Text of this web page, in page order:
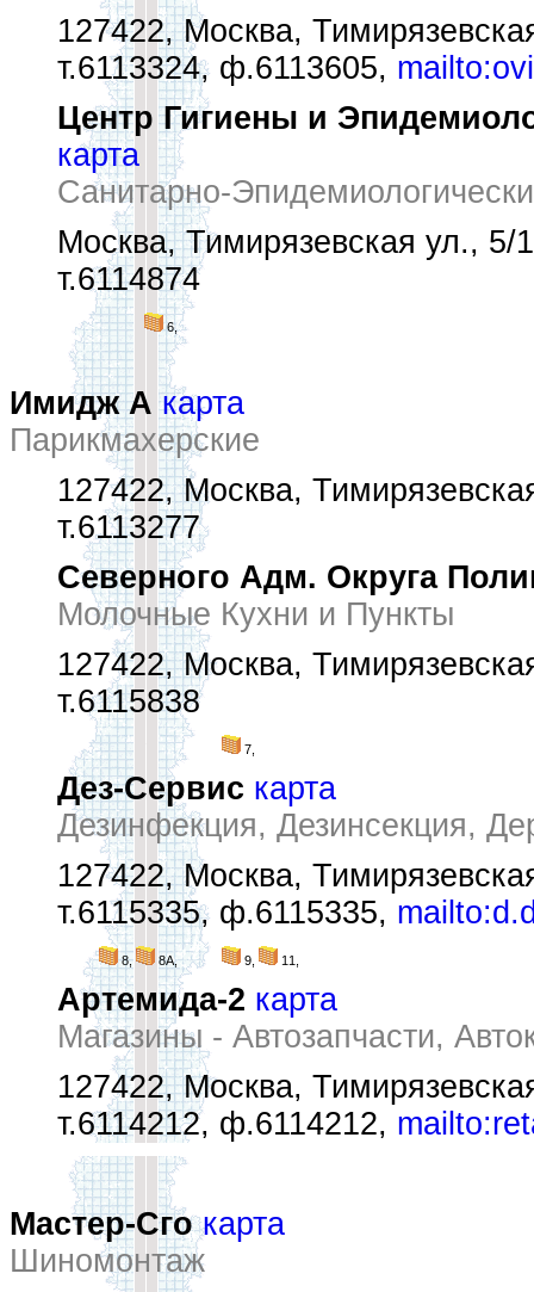
127422, Москва,
т.6113324, ф.6113605,
Центр Гигиены и
карта
Санитарно-
Москва, Тимирязевская ул., 5/
т.6114874
6,
Имидж А карта
Парикмахерские
127422, Москва,
т.6113277
Северного Адм. Округа
Молочные Кухни и Пункты
127422, Москва,
т.6115838
7,
Дез-Сервис карта
Дезинфекция, Дезинсекция,
127422, Москва,
т.6115335, ф.6115335,
8, 8А, 9, 11,
Артемида-2 карта
Магазины - Автозапчасти,
127422, Москва,
т.6114212, ф.6114212,
Мастер-Сго карта
Шиномонтаж